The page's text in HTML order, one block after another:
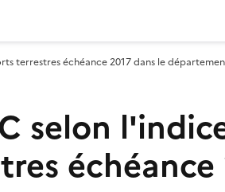
terrestres échéance 2017 dans le
selon
échéance